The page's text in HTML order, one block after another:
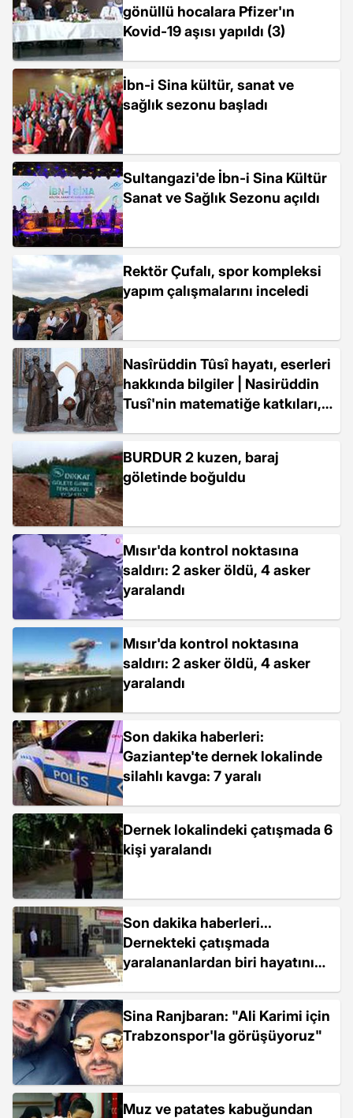
gönüllü hocalara Pfizer'ın
Kovid-19 aşısı yapıldı (3)
İbn-i Sina kültür, sanat ve
sağlık sezonu başladı
Sultangazi'de İbn-i Sina Kültür
Sanat ve Sağlık Sezonu açıldı
Rektör Çufalı, spor kompleksi
yapım çalışmalarını inceledi
Nasîrüddin Tûsî hayatı, eserleri
hakkında bilgiler | Nasirüddin
Tusî'nin matematiğe katkıları,
BURDUR 2 kuzen, baraj
göletinde boğuldu
Mısır'da kontrol noktasına
saldırı: 2 asker öldü, 4 asker
yaralandı
Mısır'da kontrol noktasına
saldırı: 2 asker öldü, 4 asker
yaralandı
Son dakika haberleri:
Gaziantep'te dernek lokalinde
silahlı kavga: 7 yaralı
Dernek lokalindeki çatışmada 6
kişi yaralandı
Son dakika haberleri...
Dernekteki çatışmada
yaralananlardan biri hayatını
Sina Ranjbaran: "Ali Karimi için
Trabzonspor'la görüşüyoruz"
Muz ve patates kabuğundan